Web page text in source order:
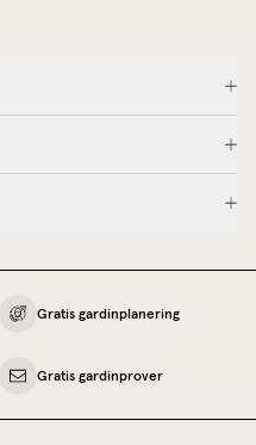
Gratis gardinplanering
Gratis gardinprover